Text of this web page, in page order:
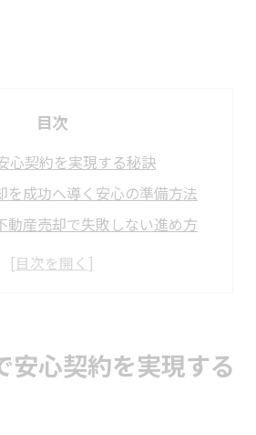
目次
心契約を実現する秘訣
を成功へ導く安心の準備方法
動産売却で失敗しない進め方
める不動産売却のポイント整理
動産売却契約の流れを把握する
安心契約を実現する